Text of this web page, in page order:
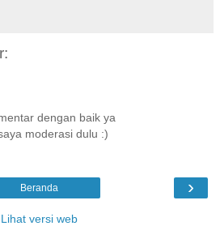
dengan baik ya
moderasi dulu :)
›
Beranda
Lihat versi web